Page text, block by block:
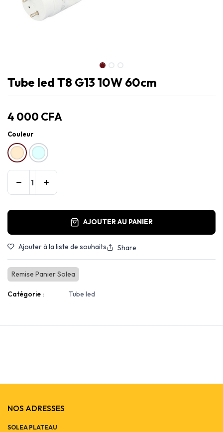
Tube led T8 G13 10W 60cm
4 000 CFA
Couleur
AJOUTER AU PANIER
Ajouter à la liste de souhaits Share
Remise Panier Solea
Catégorie : Tube led
NOS ADRESSES
SOLEA PLATEAU